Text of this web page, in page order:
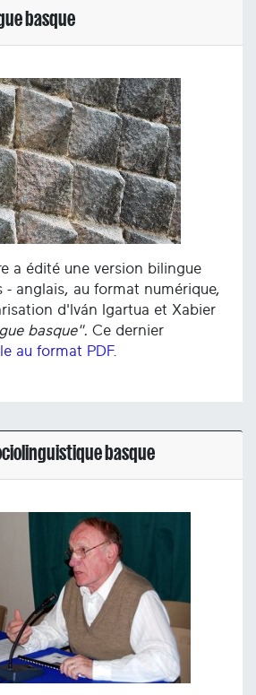
basque
a édité une version bilingue
- anglais, au format numérique,
d'Iván Igartua et Xabier
basque". Ce dernier
au format PDF.
basque